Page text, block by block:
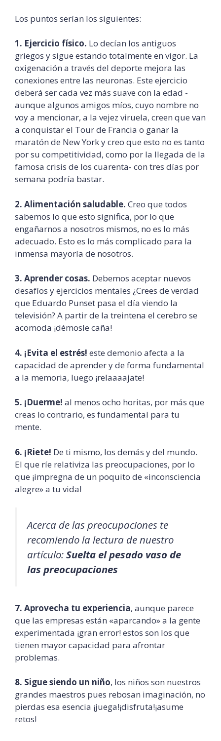
Los puntos serían los siguientes:
1. Ejercicio físico. Lo decían los antiguos
griegos y sigue estando totalmente en vigor. La
oxigenación a través del deporte mejora las
conexiones entre las neuronas. Este ejercicio
deberá ser cada vez más suave con la edad -
aunque algunos amigos míos, cuyo nombre no
voy a mencionar, a la vejez viruela, creen que van
a conquistar el Tour de Francia o ganar la
maratón de New York y creo que esto no es tanto
por su competitividad, como por la llegada de la
famosa crisis de los cuarenta- con tres días por
semana podría bastar.
2. Alimentación saludable. Creo que todos
sabemos lo que esto significa, por lo que
engañarnos a nosotros mismos, no es lo más
adecuado. Esto es lo más complicado para la
inmensa mayoría de nosotros.
3. Aprender cosas. Debemos aceptar nuevos
desafíos y ejercicios mentales ¿Crees de verdad
que Eduardo Punset pasa el día viendo la
televisión? A partir de la treintena el cerebro se
acomoda ¡démosle caña!
4. ¡Evita el estrés! este demonio afecta a la
capacidad de aprender y de forma fundamental
a la memoria, luego ¡relaaaajate!
5. ¡Duerme! al menos ocho horitas, por más que
creas lo contrario, es fundamental para tu
mente.
6. ¡Riete! De ti mismo, los demás y del mundo.
El que ríe relativiza las preocupaciones, por lo
que ¡impregna de un poquito de «inconsciencia
alegre» a tu vida!
Acerca de las preocupaciones te
recomiendo la lectura de nuestro
artículo:Suelta el pesado vaso de
las preocupaciones
7. Aprovecha tu experiencia, aunque parece
que las empresas están «aparcando» a la gente
experimentada ¡gran error! estos son los que
tienen mayor capacidad para afrontar
problemas.
8. Sigue siendo un niño, los niños son nuestros
grandes maestros pues rebosan imaginación, no
pierdas esa esencia ¡juega!¡disfruta!¡asume
retos!